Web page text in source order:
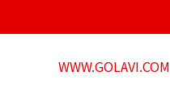
WWW.GOLAVI.COM